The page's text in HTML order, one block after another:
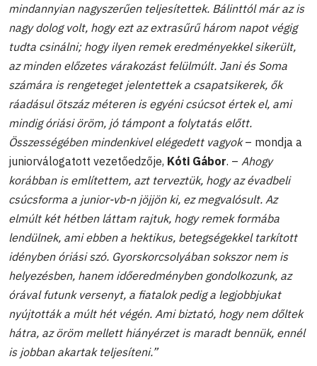
mindannyian nagyszerűen teljesítettek. Bálinttól már az is
nagy dolog volt, hogy ezt az extrasűrű három napot végig
tudta csinálni; hogy ilyen remek eredményekkel sikerült,
az minden előzetes várakozást felülmúlt. Jani és Soma
számára is rengeteget jelentettek a csapatsikerek, ők
ráadásul ötszáz méteren is egyéni csúcsot értek el, ami
mindig óriási öröm, jó támpont a folytatás előtt.
Összességében mindenkivel elégedett vagyok– mondja a
juniorválogatott vezetőedzője, Kóti Gábor. – Ahogy
korábban is említettem, azt terveztük, hogy az évadbeli
csúcsforma a junior-vb-n jöjjön ki, ez megvalósult. Az
elmúlt két hétben láttam rajtuk, hogy remek formába
lendülnek, ami ebben a hektikus, betegségekkel tarkított
idényben óriási szó. Gyorskorcsolyában sokszor nem is
helyezésben, hanem időeredményben gondolkozunk, az
órával futunk versenyt, a fiatalok pedig a legjobbjukat
nyújtották a múlt hét végén. Ami biztató, hogy nem dőltek
hátra, az öröm mellett hiányérzet is maradt bennük, ennél
is jobban akartak teljesíteni.”